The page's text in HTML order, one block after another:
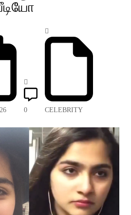
0 CELEBRITY